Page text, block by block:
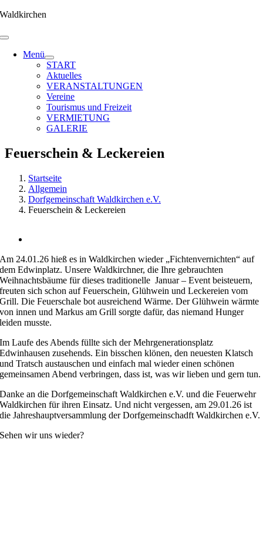
Zum
springen
Waldkirchen
Menü
START
Aktuelles
VERANSTALTUNGEN
Vereine
Tourismus und Freizeit
VERMIETUNG
GALERIE
Feuerschein & Leckereien
Startseite
Allgemein
Dorfgemeinschaft Waldkirchen e.V.
Feuerschein & Leckereien
Bild
Am 24.01.26 hieß es in Waldkirchen wieder „Fichtenvernichten“ auf
dem Edwinplatz. Unsere Waldkirchner, die Ihre gebrauchten
Weihnachtsbäume für dieses traditionelle Januar – Event beisteuern,
freuten sich schon auf Feuerschein, Glühwein und Leckereien vom
Grill. Die Feuerschale bot ausreichend Wärme. Der Glühwein wärmte
von innen und Markus am Grill sorgte dafür, das niemand Hunger
leiden musste.
Im Laufe des Abends füllte sich der Mehrgenerationsplatz
Edwinhausen zusehends. Ein bisschen klönen, den neuesten Klatsch
und Tratsch austauschen und einfach mal wieder einen schönen
gemeinsamen Abend verbringen, dass ist, was wir lieben und gern tun.
Danke an die Dorfgemeinschaft Waldkirchen e.V. und die Feuerwehr
Waldkirchen für ihren Einsatz. Und nicht vergessen, am 29.01.26 ist
die Jahreshauptversammlung der Dorfgemeinschadft Waldkirchen e.V.
Sehen wir uns wieder?